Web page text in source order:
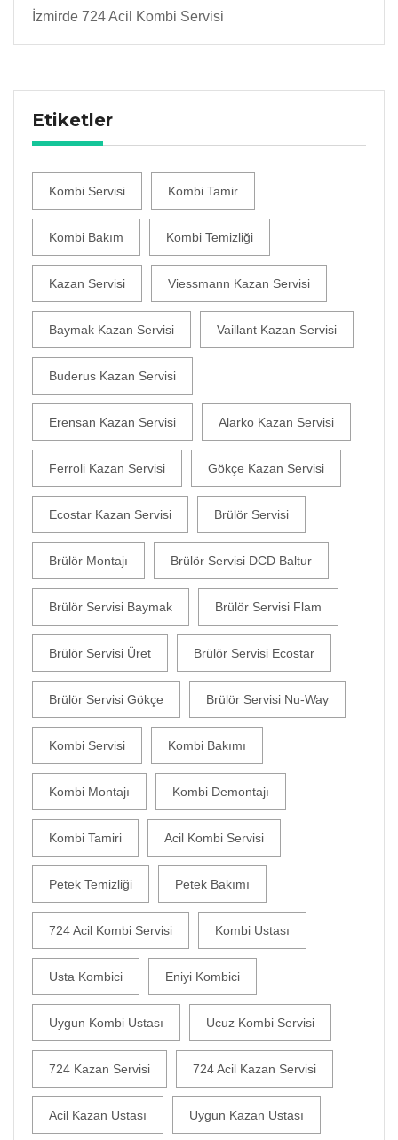
İzmirde 724 Acil Kombi Servisi
Etiketler
Kombi Servisi Kombi Tamir
Kombi Bakım Kombi Temizliği
Kazan Servisi Viessmann Kazan Servisi
Baymak Kazan Servisi Vaillant Kazan Servisi
Buderus Kazan Servisi
Erensan Kazan Servisi Alarko Kazan Servisi
Ferroli Kazan Servisi Gökçe Kazan Servisi
Ecostar Kazan Servisi Brülör Servisi
Brülör Montajı Brülör Servisi DCD Baltur
Brülör Servisi Baymak Brülör Servisi Flam
Brülör Servisi Üret Brülör Servisi Ecostar
Brülör Servisi Gökçe Brülör Servisi Nu-Way
Kombi Servisi Kombi Bakımı
Kombi Montajı Kombi Demontajı
Kombi Tamiri Acil Kombi Servisi
Petek Temizliği Petek Bakımı
724 Acil Kombi Servisi Kombi Ustası
Usta Kombici Eniyi Kombici
Uygun Kombi Ustası Ucuz Kombi Servisi
724 Kazan Servisi 724 Acil Kazan Servisi
Acil Kazan Ustası Uygun Kazan Ustası